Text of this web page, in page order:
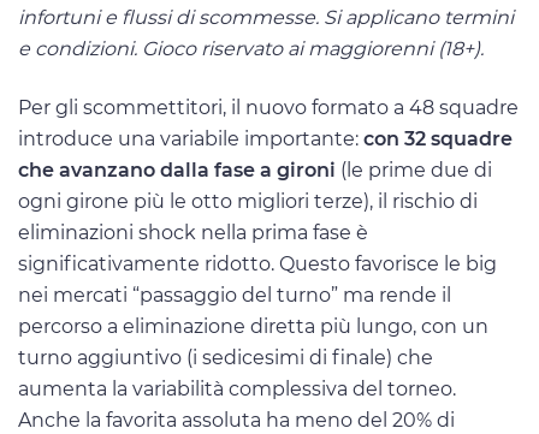
infortuni e flussi di scommesse. Si applicano termini
e condizioni. Gioco riservato ai maggiorenni (18+).
Per gli scommettitori, il nuovo formato a 48 squadre
introduce una variabile importante: con 32 squadre
che avanzano dalla fase a gironi (le prime due di
ogni girone più le otto migliori terze), il rischio di
eliminazioni shock nella prima fase è
significativamente ridotto. Questo favorisce le big
nei mercati “passaggio del turno” ma rende il
percorso a eliminazione diretta più lungo, con un
turno aggiuntivo (i sedicesimi di finale) che
aumenta la variabilità complessiva del torneo.
Anche la favorita assoluta ha meno del 20% di